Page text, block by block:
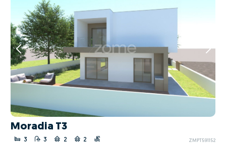
Moradia T3
3 3 2 2 ZMPT591152